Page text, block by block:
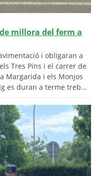
millora del ferm a
i obligaran a
Tres Pins i el carrer de
Margarida i els Monjos
es duran a terme treb...